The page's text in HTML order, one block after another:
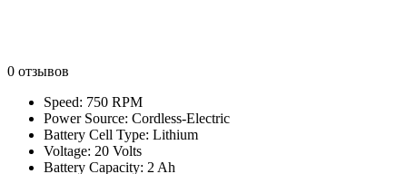
0 отзывов
Speed: 750 RPM
Power Source: Cordless-Electric
Battery Cell Type: Lithium
Voltage: 20 Volts
Battery Capacity: 2 Ah